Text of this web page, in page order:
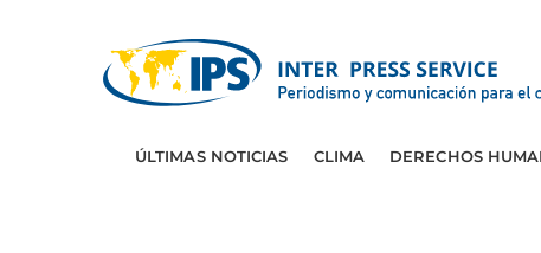
ÚLTIMAS NOTICIAS CLIMA DERECHOS